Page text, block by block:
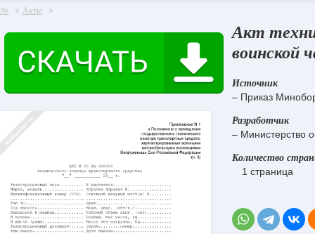
№ Акты
Акт
воинской
Источник
– Приказ
Разработчик
– Министерство
Количество
1 страница